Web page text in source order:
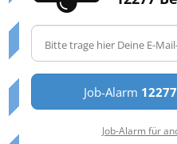
Job-Alarm
Job-Alarm für